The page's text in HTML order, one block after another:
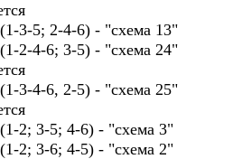
3-5; 2-4-6) - "схема 13"
2-4-6; 3-5) - "схема 24"
3-4-6, 2-5) - "схема 25"
2; 3-5; 4-6) - "схема 3"
2; 3-6; 4-5) - "схема 2"